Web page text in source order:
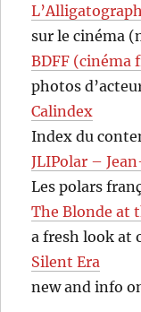
sur le cinéma
BDFF (cinéma
photos
Calindex
Index du
JLIPolar –
Les polars
The Blonde at
a fresh look at
Silent Era
new and info